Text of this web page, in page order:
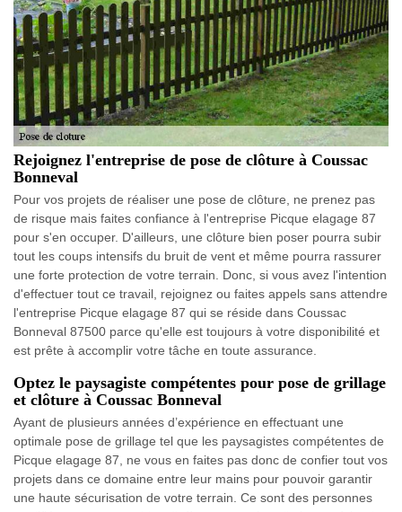
Rejoignez l'entreprise de pose de clôture à Coussac
Bonneval
Pour vos projets de réaliser une pose de clôture, ne prenez pas
de risque mais faites confiance à l'entreprise Picque elagage 87
pour s'en occuper. D'ailleurs, une clôture bien poser pourra subir
tout les coups intensifs du bruit de vent et même pourra rassurer
une forte protection de votre terrain. Donc, si vous avez l'intention
d'effectuer tout ce travail, rejoignez ou faites appels sans attendre
l'entreprise Picque elagage 87 qui se réside dans Coussac
Bonneval 87500 parce qu'elle est toujours à votre disponibilité et
est prête à accomplir votre tâche en toute assurance.
Optez le paysagiste compétentes pour pose de grillage
et clôture à Coussac Bonneval
Ayant de plusieurs années d’expérience en effectuant une
optimale pose de grillage tel que les paysagistes compétentes de
Picque elagage 87, ne vous en faites pas donc de confier tout vos
projets dans ce domaine entre leur mains pour pouvoir garantir
une haute sécurisation de votre terrain. Ce sont des personnes